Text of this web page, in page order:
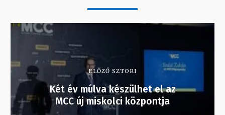
ELŐZŐ SZTORI
Két év múlva készülhet el az
MCC új miskolci központja